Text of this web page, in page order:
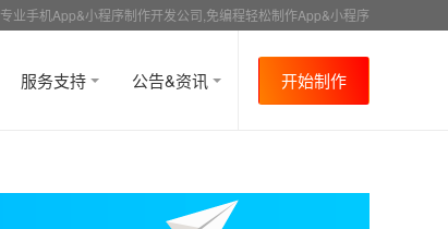
专业手机App&小程序制作开发公司,免编程轻松制作App&小程序
服务支持 公告&资讯 开始制作